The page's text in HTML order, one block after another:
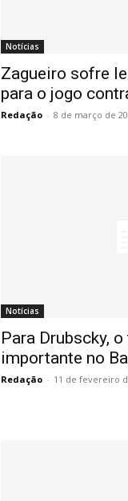
Notícias
Zagueiro sofre
para o jogo
Redação - 8 de março de
Notícias
Para Drubscky,
importante no
Redação - 11 de fevereiro